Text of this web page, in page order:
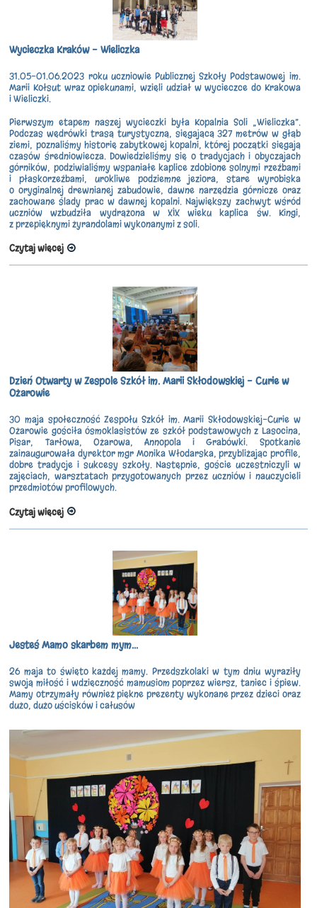
Wycieczka Kraków - Wieliczka
31.05-01.06.2023 roku uczniowie Publicznej Szkoły Podstawowej im.
Marii Kołsut wraz opiekunami, wzięli udział w wycieczce do Krakowa
i Wieliczki.
Pierwszym etapem naszej wycieczki była Kopalnia Soli „Wieliczka”.
Podczas wędrówki trasą turystyczną, sięgającą 327 metrów w głąb
ziemi, poznaliśmy historię zabytkowej kopalni, której początki sięgają
czasów średniowiecza. Dowiedzieliśmy się o tradycjach i obyczajach
górników, podziwialiśmy wspaniałe kaplice zdobione solnymi rzeźbami
i płaskorzeźbami, urokliwe podziemne jeziora, stare wyrobiska
o oryginalnej drewnianej zabudowie, dawne narzędzia górnicze oraz
zachowane ślady prac w dawnej kopalni. Największy zachwyt wśród
uczniów wzbudziła wydrążona w XIX wieku kaplica św. Kingi,
z przepięknymi żyrandolami wykonanymi z soli.
Czytaj więcej
Dzień Otwarty w Zespole Szkół im. Marii Skłodowskiej - Curie w
Ożarowie
30 maja społecznośćZespołu Szkół im. Marii Skłodowskiej-Curie w
Ożarowie gościła ósmoklasistów ze szkół podstawowych z Lasocina,
Pisar, Tarłowa, Ożarowa, Annopola i Grabówki. Spotkanie
zainaugurowała dyrektormgr Monika Włodarska, przybliżając profile,
dobre tradycje i sukcesy szkoły. Następnie, goście uczestniczyli w
zajęciach, warsztatach przygotowanych przez uczniów i nauczycieli
przedmiotów profilowych.
Czytaj więcej
Jesteś Mamo skarbem mym...
26 maja to święto każdej mamy. Przedszkolaki w tym dniu wyraziły
swoją miłość i wdzięczność mamusiom poprzez wiersz, taniec i śpiew.
Mamy otrzymały również piękne prezenty wykonane przez dzieci oraz
dużo, dużo uścisków i całusów